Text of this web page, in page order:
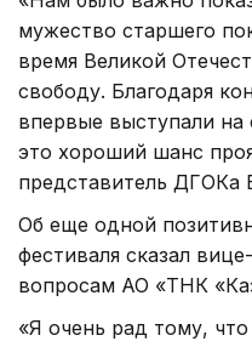
мужество старшего
время Великой
свободу. Благодаря
впервые выступали на
это хороший шанс
представитель ДГОКа
Об еще одной
фестиваля сказал
вопросам АО «ТНК
«Я очень рад тому,